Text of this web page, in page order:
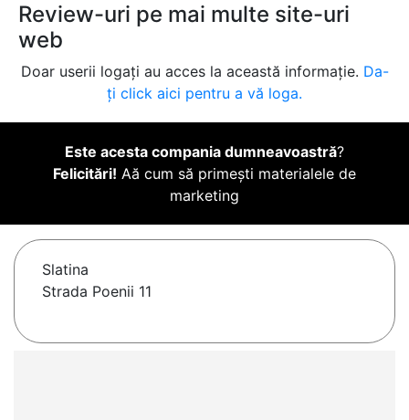
Review-uri pe mai multe site-uri
web
Doar userii logați au acces la această informație. Da-
ți click aici pentru a vă loga.
Este acesta compania dumneavoastră?
Felicitări! Aă cum să primești materialele de
marketing
Slatina
Strada Poenii 11